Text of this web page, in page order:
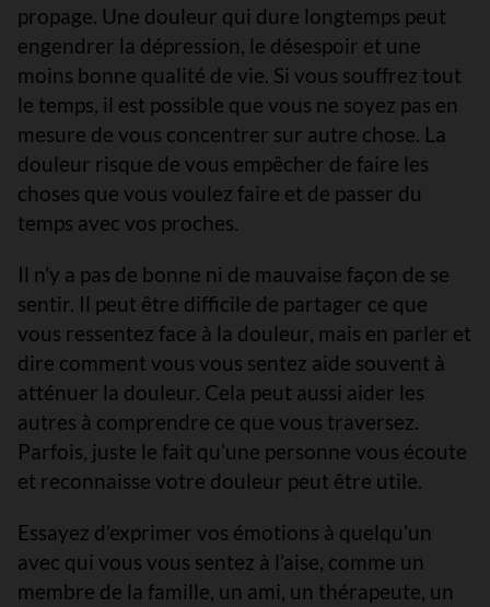
propage. Une douleur qui dure longtemps peut
engendrer la dépression, le désespoir et une
moins bonne qualité de vie. Si vous souffrez tout
le temps, il est possible que vous ne soyez pas en
mesure de vous concentrer sur autre chose. La
douleur risque de vous empêcher de faire les
choses que vous voulez faire et de passer du
temps avec vos proches.
Il n'y a pas de bonne ni de mauvaise façon de se
sentir. Il peut être difficile de partager ce que
vous ressentez face à la douleur, mais en parler et
dire comment vous vous sentez aide souvent à
atténuer la douleur. Cela peut aussi aider les
autres à comprendre ce que vous traversez.
Parfois, juste le fait qu’une personne vous écoute
et reconnaisse votre douleur peut être utile.
Essayez d’exprimer vos émotions à quelqu’un
avec qui vous vous sentez à l’aise, comme un
membre de la famille, un ami, un thérapeute, un